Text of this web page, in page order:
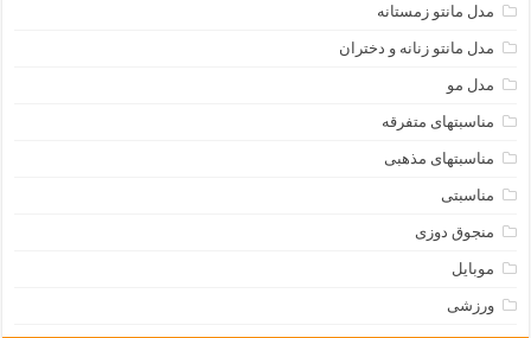
مدل مانتو زمستانه
مدل مانتو زنانه و دختران
مدل مو
مناسبتهای متفرقه
مناسبتهای مذهبی
مناسبتی
منجوق دوزی
موبایل
ورزشی